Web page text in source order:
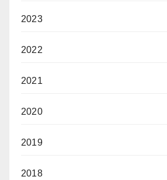
2023
2022
2021
2020
2019
2018